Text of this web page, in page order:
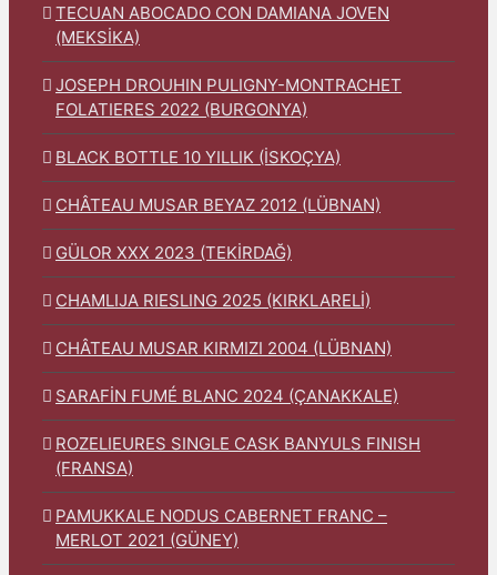
TECUAN ABOCADO CON DAMIANA JOVEN
(MEKSİKA)
JOSEPH DROUHIN PULIGNY-MONTRACHET
FOLATIERES 2022 (BURGONYA)
BLACK BOTTLE 10 YILLIK (İSKOÇYA)
CHÂTEAU MUSAR BEYAZ 2012 (LÜBNAN)
GÜLOR XXX 2023 (TEKİRDAĞ)
CHAMLIJA RIESLING 2025 (KIRKLARELİ)
CHÂTEAU MUSAR KIRMIZI 2004 (LÜBNAN)
SARAFİN FUMÉ BLANC 2024 (ÇANAKKALE)
ROZELIEURES SINGLE CASK BANYULS FINISH
(FRANSA)
PAMUKKALE NODUS CABERNET FRANC –
MERLOT 2021 (GÜNEY)